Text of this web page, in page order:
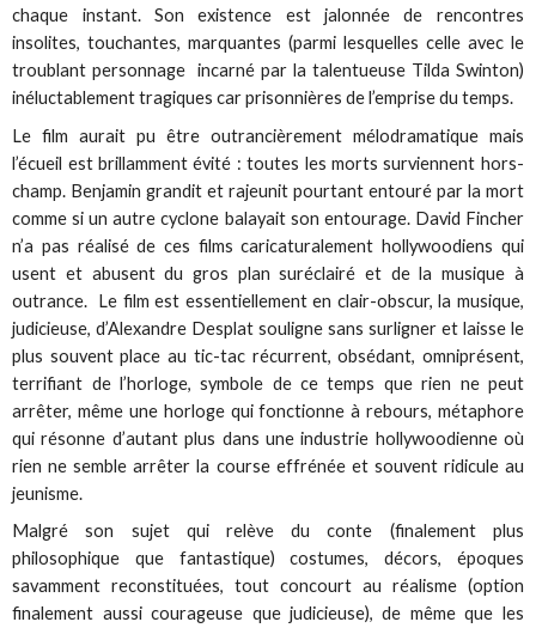
chaque instant. Son existence est jalonnée de rencontres
insolites, touchantes, marquantes (parmi lesquelles celle avec le
troublant personnage incarné par la talentueuse Tilda Swinton)
inéluctablement tragiques car prisonnières de l’emprise du temps.
Le film aurait pu être outrancièrement mélodramatique mais
l’écueil est brillamment évité : toutes les morts surviennent hors-
champ. Benjamin grandit et rajeunit pourtant entouré par la mort
comme si un autre cyclone balayait son entourage. David Fincher
n’a pas réalisé de ces films caricaturalement hollywoodiens qui
usent et abusent du gros plan suréclairé et de la musique à
outrance. Le film est essentiellement en clair-obscur, la musique,
judicieuse, d’Alexandre Desplat souligne sans surligner et laisse le
plus souvent place au tic-tac récurrent, obsédant, omniprésent,
terrifiant de l’horloge, symbole de ce temps que rien ne peut
arrêter, même une horloge qui fonctionne à rebours, métaphore
qui résonne d’autant plus dans une industrie hollywoodienne où
rien ne semble arrêter la course effrénée et souvent ridicule au
jeunisme.
Malgré son sujet qui relève du conte (finalement plus
philosophique que fantastique) costumes, décors, époques
savamment reconstituées, tout concourt au réalisme (option
finalement aussi courageuse que judicieuse), de même que les